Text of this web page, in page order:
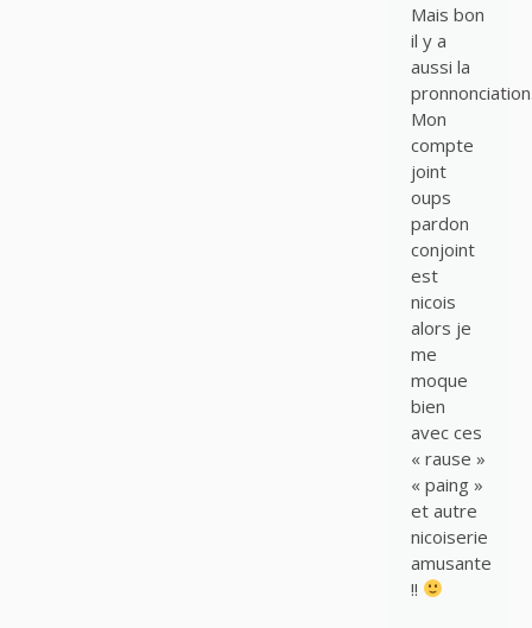
Mais bon
il y a
aussi la
Mon
compte
joint
oups
pardon
conjoint
est
nicois
alors je
me
moque
bien
avec ces
« rause »
« paing »
et autre
nicoiserie
amusante
!!